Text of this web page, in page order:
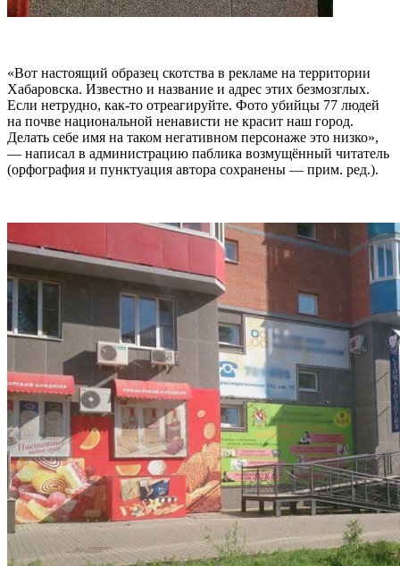
«Вот настоящий образец скотства в рекламе на территории
Хабаровска. Известно и название и адрес этих безмозглых.
Если нетрудно, как-то отреагируйте. Фото убийцы 77 людей
на почве национальной ненависти не красит наш город.
Делать себе имя на таком негативном персонаже это низко»,
— написал в администрацию паблика возмущённый читатель
(орфография и пунктуация автора сохранены — прим. ред.).